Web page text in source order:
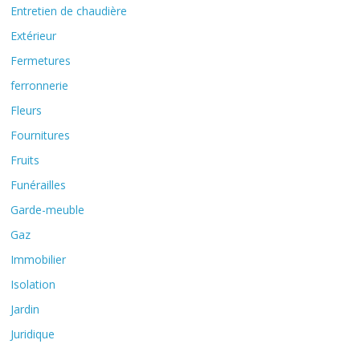
Entretien de chaudière
Extérieur
Fermetures
ferronnerie
Fleurs
Fournitures
Fruits
Funérailles
Garde-meuble
Gaz
Immobilier
Isolation
Jardin
Juridique